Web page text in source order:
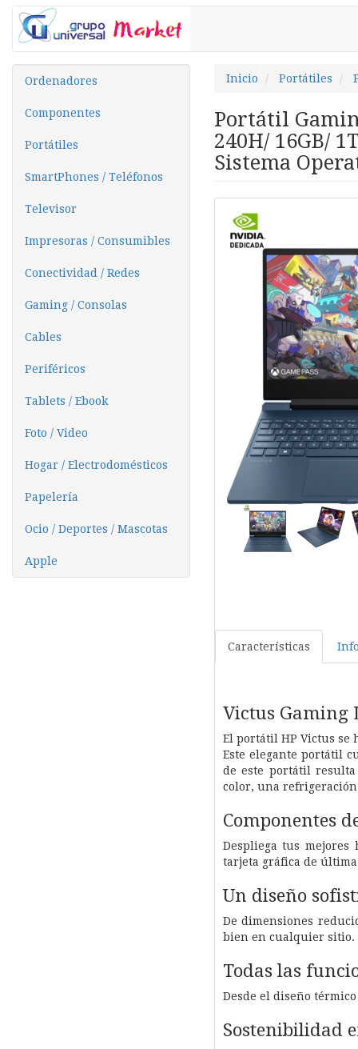
Ordenadores
Componentes
Portátiles
SmartPhones / Teléfonos
Televisor
Impresoras / Consumibles
Conectividad / Redes
Gaming / Consolas
Cables
Periféricos
Tablets / Ebook
Foto / Video
Hogar / Electrodomésticos
Papelería
Ocio / Deportes / Mascotas
Apple
Inicio Portátiles
Portátil
240H/ 16GB/
Sistema
Características
Victus Gaming
El portátil HP Victus se
Este elegante portátil
de este portátil
color, una
Componentes
Despliega tus
tarjeta gráfica de
Un diseño
De dimensiones
bien en cualquier sitio.
Todas las
Desde el diseño
Sostenibilidad